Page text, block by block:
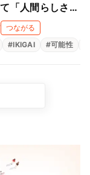
在意義 生きがい
「人間らしさ」
楽しむ！笑顔あ
パートナー交
つながる
#IKIGAI #可能性